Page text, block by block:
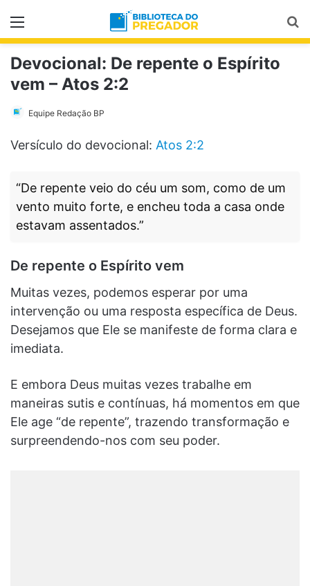
Menu
Devocional: De repente o Espírito
vem – Atos 2:2
Equipe Redação BP
Versículo do devocional: Atos 2:2
“De repente veio do céu um som, como de um
vento muito forte, e encheu toda a casa onde
estavam assentados.”
De repente o Espírito vem
Muitas vezes, podemos esperar por uma
intervenção ou uma resposta específica de Deus.
Desejamos que Ele se manifeste de forma clara e
imediata.
E embora Deus muitas vezes trabalhe em
maneiras sutis e contínuas, há momentos em que
Ele age “de repente”, trazendo transformação e
surpreendendo-nos com seu poder.